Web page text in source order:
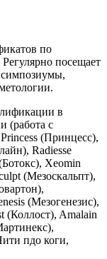
по
посещает
в
(работа с
(Принцесс),
Radiesse
Xeomin
(Мезоскальпт),
(Мезогенезис),
(Коллост), Amalain
пдо коги,